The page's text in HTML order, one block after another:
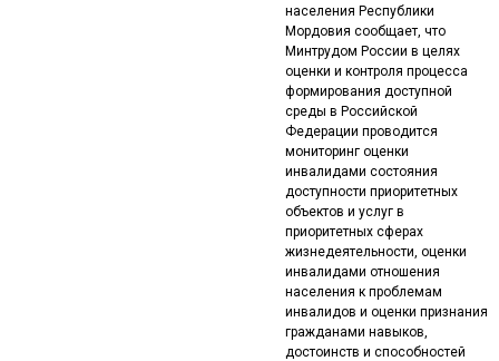
населения Республики
Мордовия сообщает, что
Минтрудом России в целях
оценки и контроля процесса
формирования доступной
среды в Российской
Федерации проводится
мониторинг оценки
инвалидами состояния
доступности приоритетных
объектов и услуг в
приоритетных сферах
жизнедеятельности, оценки
инвалидами отношения
населения к проблемам
инвалидов и оценки признания
гражданами навыков,
достоинств и способностей